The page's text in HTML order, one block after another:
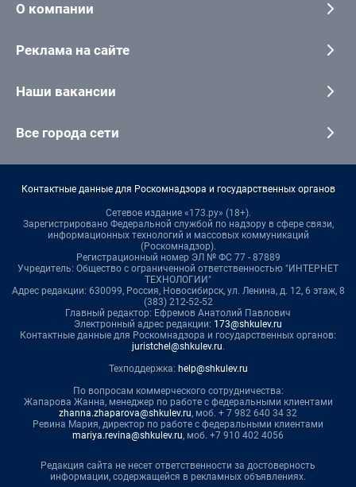
О компании
Реклама на сайте
Наши вакансии
Все города сети
Контактные данные для Роскомнадзора и государственных органов
Сетевое издание «173.ру» (18+).
Зарегистрировано Федеральной службой по надзору в сфере связи,
информационных технологий и массовых коммуникаций
(Роскомнадзор).
Регистрационный номер ЭЛ № ФС 77 - 87889
Учредитель: Общество с ограниченной ответственностью "ИНТЕРНЕТ
ТЕХНОЛОГИИ"
Адрес редакции: 630099, Россия, Новосибирск, ул. Ленина, д. 12, 6 этаж, 8
(383) 212-52-52
Главный редактор: Ефремов Анатолий Павлович
Электронный адрес редакции: 173@shkulev.ru
Контактные данные для Роскомнадзора и государственных органов:
juristchel@shkulev.ru.
Техподдержка: help@shkulev.ru
По вопросам коммерческого сотрудничества:
Жапарова Жанна, менеджер по работе с федеральными клиентами
zhanna.zhaparova@shkulev.ru, моб. + 7 982 640 34 32
Ревина Мария, директор по работе с федеральными клиентами
mariya.revina@shkulev.ru, моб. +7 910 402 4056
Редакция сайта не несет ответственности за достоверность
информации, содержащейся в рекламных объявлениях.